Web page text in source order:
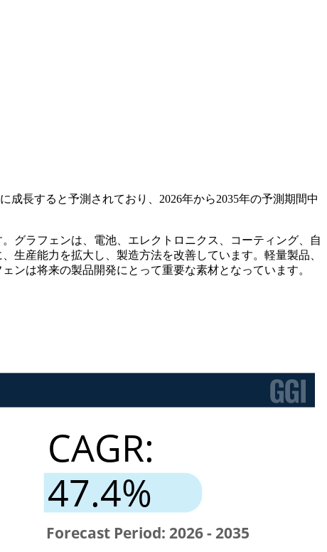
成長すると予測されており、2026年から2035年の予測期間中
グラフェンは、電池、エレクトロニクス、コーティング、自
生産能力を拡大し、製造方法を改善しています。軽量製品、
ンは将来の製品開発にとって重要な素材となっています。